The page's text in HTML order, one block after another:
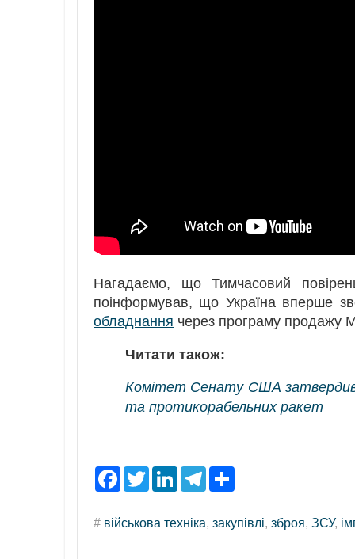
Нагадаємо, що Тимчасовий
поінформував, що Україна вперше
обладнання через програму продажу
Читати також:
Комітет Сенату США затвердив
та протикорабельних ракет
F
a
b
T
w
t
L
e
T
g
e
# військова техніка, закупівлі, зброя, ЗСУ,